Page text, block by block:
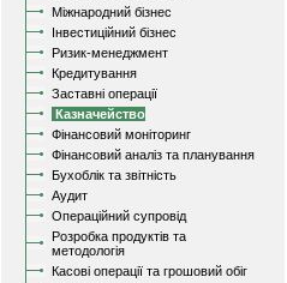
Міжнародний бізнес
Інвестиційний бізнес
Ризик-менеджмент
Кредитування
Заставні операції
Казначейство
Фінансовий моніторинг
Фінансовий аналіз та планування
Бухоблік та звітність
Аудит
Операційний супровід
Розробка продуктів та
методологія
Касові операції та грошовий обіг